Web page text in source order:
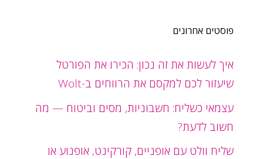
פוסטים אחרונים
איך לעשות את זה נכון: הכירו את הפורטל
שיעזור לכם למקסם את הרווחים ב-Wolt
עצמאי כשליח: חשבוניות, מסים וביטוח — מה
חשוב לדעת?
שליח וולט עם אופניים, קורקינט, אופנוע או